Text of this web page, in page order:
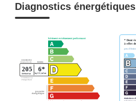
Diagnostics énergétiques